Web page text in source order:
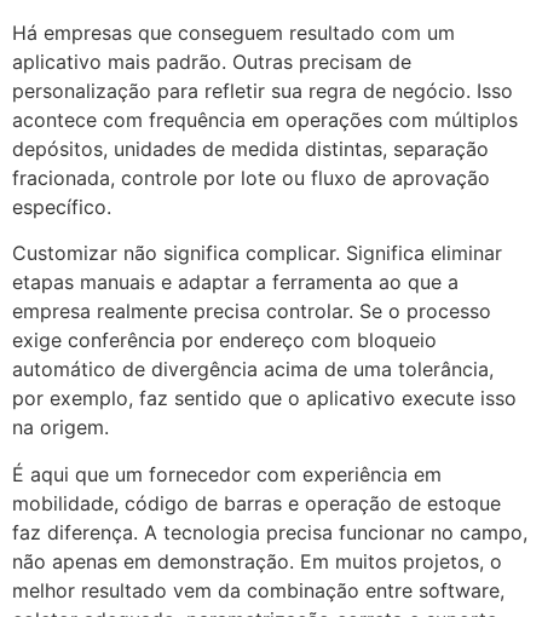
Há empresas que conseguem resultado com um
aplicativo mais padrão. Outras precisam de
personalização para refletir sua regra de negócio. Isso
acontece com frequência em operações com múltiplos
depósitos, unidades de medida distintas, separação
fracionada, controle por lote ou fluxo de aprovação
específico.
Customizar não significa complicar. Significa eliminar
etapas manuais e adaptar a ferramenta ao que a
empresa realmente precisa controlar. Se o processo
exige conferência por endereço com bloqueio
automático de divergência acima de uma tolerância,
por exemplo, faz sentido que o aplicativo execute isso
na origem.
É aqui que um fornecedor com experiência em
mobilidade, código de barras e operação de estoque
faz diferença. A tecnologia precisa funcionar no campo,
não apenas em demonstração. Em muitos projetos, o
melhor resultado vem da combinação entre software,